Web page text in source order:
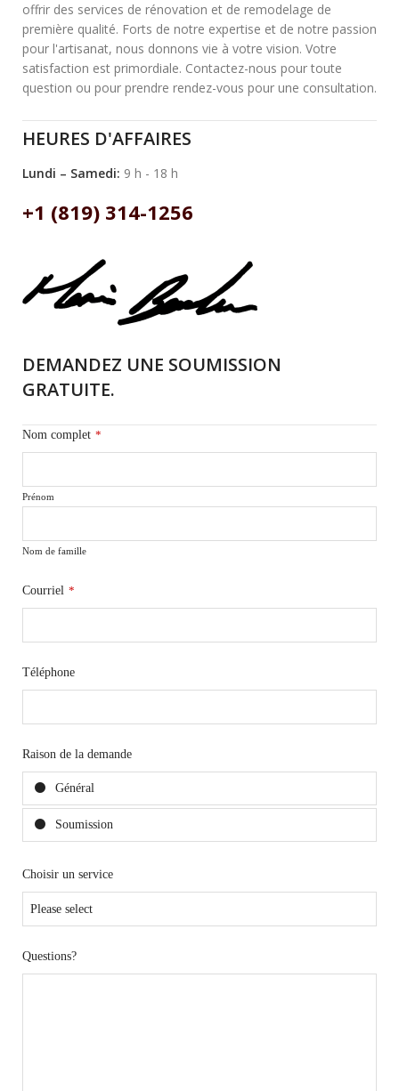
offrir des services de rénovation et de remodelage de
première qualité. Forts de notre expertise et de notre passion
pour l'artisanat, nous donnons vie à votre vision. Votre
satisfaction est primordiale. Contactez-nous pour toute
question ou pour prendre rendez-vous pour une consultation.
HEURES D'AFFAIRES
Lundi – Samedi: 9 h - 18 h
+1 (819) 314-1256
DEMANDEZ UNE SOUMISSION
GRATUITE.
Nom complet *
Prénom
Nom de famille
Courriel *
Téléphone
Raison de la demande
Général
Soumission
Choisir un service
Questions?